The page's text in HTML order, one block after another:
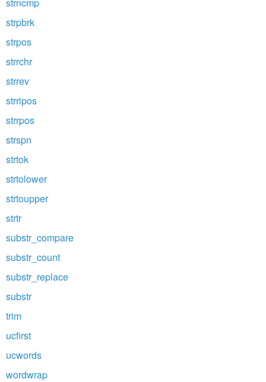
strpbrk
strpos
strrchr
strrev
strripos
strrpos
strspn
strtok
strtolower
strtoupper
strtr
substr_compare
substr_count
substr_replace
substr
trim
ucfirst
ucwords
wordwrap